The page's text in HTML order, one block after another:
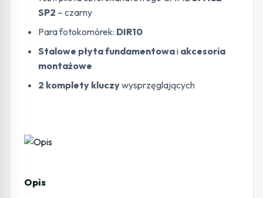
SP2 – czarny
Para fotokomórek: DIR10
Stalowe płyta fundamentowai akcesoria
montażowe
2 komplety kluczywysprzęglających
Opis